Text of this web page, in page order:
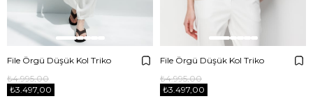
File Örgü Düşük Kol Triko
₺3.497,00
₺4.995,00
File Örgü Düşük Kol Triko
₺3.497,00
₺4.995,00